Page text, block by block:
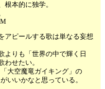
根本的に独学。
アピールする歌は単なる妄想
よりも「世界の中で輝く日
わせたい。
大空魔竜ガイキング」の
いいかなと思っている。